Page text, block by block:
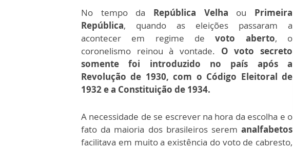
No tempo da República Velha ou Primeira
República, quando as eleições passaram a
acontecer em regime devoto aberto, o
coronelismo reinou à vontade. O voto secreto
somente foi introduzido no país após a
Revolução de 1930, com o Código Eleitoral de
1932 e a Constituição de 1934.
A necessidade de se escrever na hora da escolha e o
fato da maioria dos brasileiros serem analfabetos
facilitava em muito a existência do voto de cabresto,